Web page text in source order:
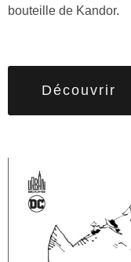
bouteille de Kandor.
Découvrir